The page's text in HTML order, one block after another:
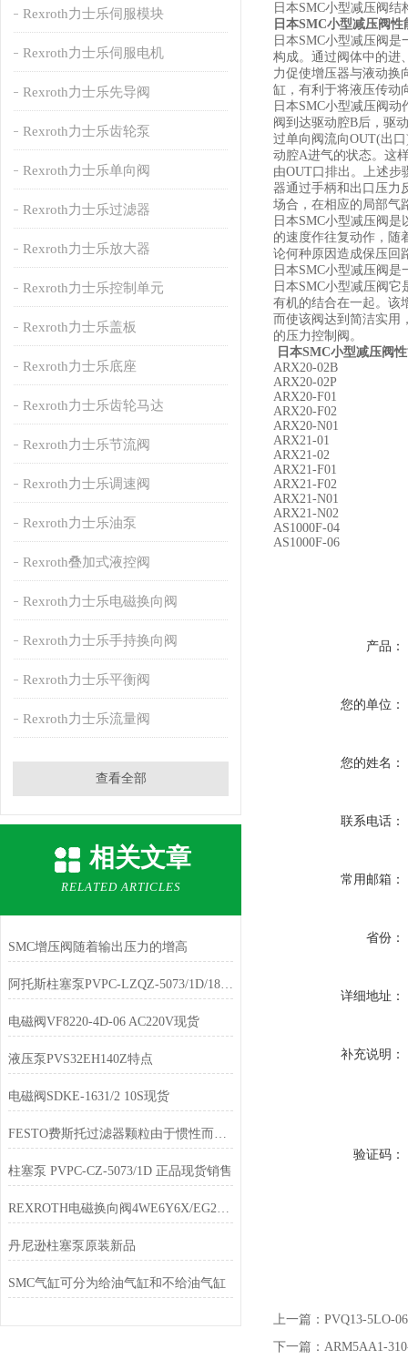
Rexroth力士乐伺服模块
Rexroth力士乐伺服电机
Rexroth力士乐先导阀
Rexroth力士乐齿轮泵
Rexroth力士乐单向阀
Rexroth力士乐过滤器
Rexroth力士乐放大器
Rexroth力士乐控制单元
Rexroth力士乐盖板
Rexroth力士乐底座
Rexroth力士乐齿轮马达
Rexroth力士乐节流阀
Rexroth力士乐调速阀
Rexroth力士乐油泵
Rexroth叠加式液控阀
Rexroth力士乐电磁换向阀
Rexroth力士乐手持换向阀
Rexroth力士乐平衡阀
Rexroth力士乐流量阀
查看全部
相关文章
RELATED ARTICLES
SMC增压阀随着输出压力的增高
阿托斯柱塞泵PVPC-LZQZ-5073/1D/18使用说明
电磁阀VF8220-4D-06 AC220V现货
液压泵PVS32EH140Z特点
电磁阀SDKE-1631/2 10S现货
FESTO费斯托过滤器颗粒由于惯性而偏离
柱塞泵 PVPC-CZ-5073/1D 正品现货销售
REXROTH电磁换向阀4WE6Y6X/EG24N9K4型号说明
丹尼逊柱塞泵原装新品
SMC气缸可分为给油气缸和不给油气缸
日本SMC小型减压阀
日本SMC小型减压阀
日本SMC小型减压阀
构成。通过阀体中的进
力促使增压器与液动换
缸，有利于将液压传动
日本SMC小型减压阀
阀到达驱动腔B后，驱
过单向阀流向OUT(出
动腔A进气的状态。这
由OUT口排出。上述步
器通过手柄和出口压力
场合，在相应的局部气
日本SMC小型减压阀
的速度作往复动作，随
论何种原因造成保压回
日本SMC小型减压阀
日本SMC小型减压阀
有机的结合在一起。该
而使该阀达到简洁实用
的压力控制阀。
日本SMC小型减压阀
ARX20-02B
ARX20-02P
ARX20-F01
ARX20-F02
ARX20-N01
ARX21-01
ARX21-02
ARX21-F01
ARX21-F02
ARX21-N01
ARX21-N02
AS1000F-04
AS1000F-06
产品：
您的单位：
您的姓名：
联系电话：
常用邮箱：
省份：
详细地址：
补充说明：
验证码：
上一篇： PVQ13-5LO-
下一篇： ARM5AA1-